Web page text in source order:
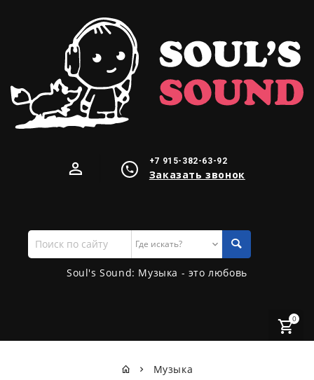
+7 915-382-63-92
Заказать звонок
Поиск
по
сайту
Soul's Sound: Музыка - это любовь
0
Музыка